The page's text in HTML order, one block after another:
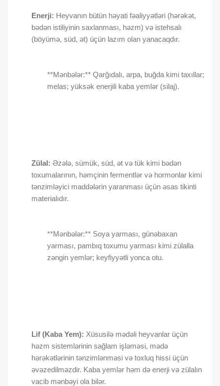
Enerji: Heyvanın bütün həyati fəaliyyətləri (hərəkət,
bədən istiliyinin saxlanması, həzm) və istehsalı
(böyümə, süd, ət) üçün lazım olan yanacaqdır.
**Mənbələr:** Qarğıdalı, arpa, buğda kimi taxıllar;
melas; yüksək enerjili kaba yemlər (silaj).
Zülal: Əzələ, sümük, süd, ət və tük kimi bədən
toxumalarının, həmçinin fermentlər və hormonlar kimi
tənzimləyici maddələrin yaranması üçün əsas tikinti
materialıdır.
**Mənbələr:** Soya yarması, günəbaxan
yarması, pambıq toxumu yarması kimi zülalla
zəngin yemlər; keyfiyyətli yonca otu.
Lif (Kaba Yem): Xüsusilə mədəli heyvanlar üçün
həzm sistemlərinin sağlam işləməsi, mədə
hərəkətlərinin tənzimlənməsi və toxluq hissi üçün
əvəzedilməzdir. Kaba yemlər həm də enerji və zülalın
vacib mənbəyi ola bilər.